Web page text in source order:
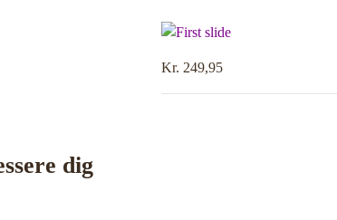
Kr. 249,95
dig